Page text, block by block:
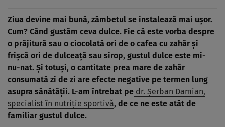
Ziua devine mai bună, zâmbetul se instalează mai ușor.
Cum? Când gustăm ceva dulce. Fie că este vorba despre
o prăjitură sau o ciocolată ori de o cafea cu zahăr și
frișcă ori de dulceață sau sirop, gustul dulce este mi-
nu-nat. Și totuși, o cantitate prea mare de zahăr
consumată zi de zi are efecte negative pe termen lung
asupra sănătății. L-am întrebat pe dr. Șerban Damian,
specialist în nutriție sportivă, de ce ne este atât de
familiar gustul dulce.